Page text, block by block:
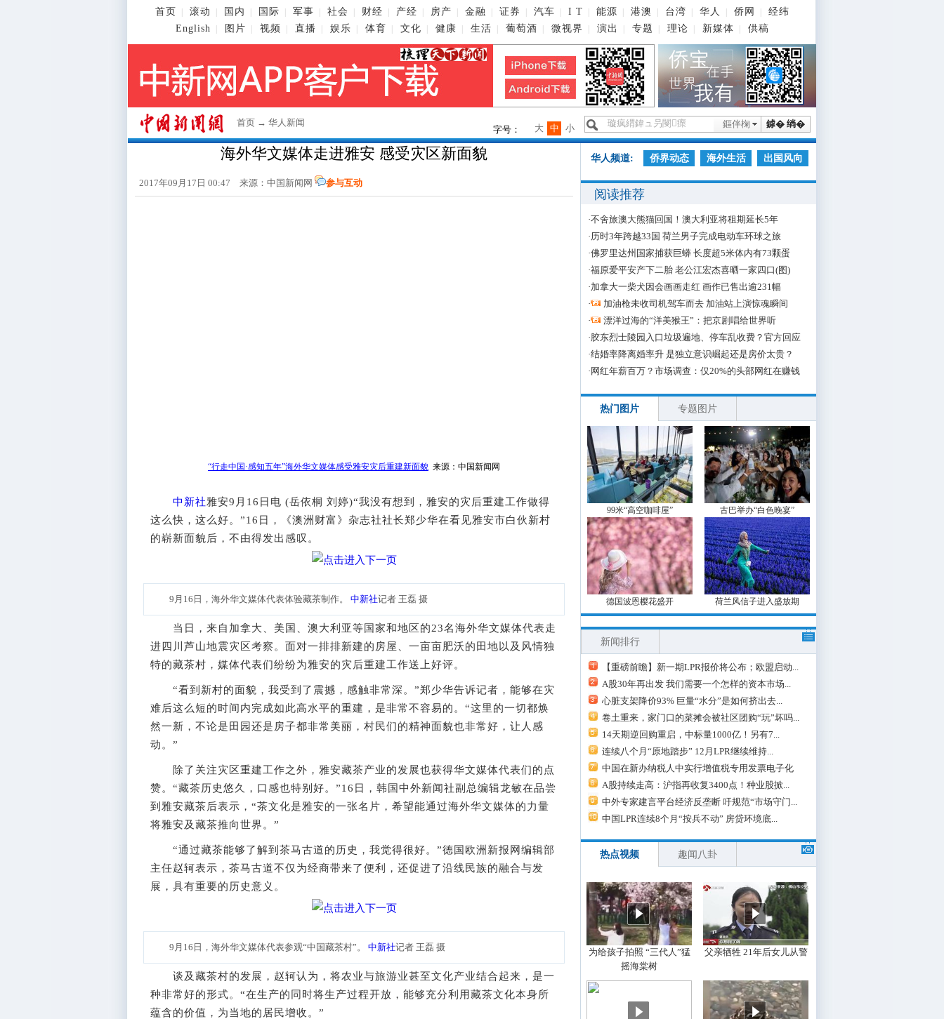
首页 滚动 国内 国际 军事 社会 财经 产经 房产 金融 证券 汽车 I T 能源 港澳 台湾 华人 侨网
经纬
English
图片 视频 直播 娱乐 体育 文化 健康 生活 葡萄酒 微视界 演出 专题 理论 新媒体 供稿
首页 → 华人新闻 鎼� 绱�
鏂伴椈
字号： 小
中
大
海外华文媒体走进雅安 感受灾区新面貌
2017年09月17日 00:47 来源： 中国新闻网 参与互动
“行走中国·感知五年”海外华文媒体感受雅安灾后重建新面貌 来源：中国新闻网
中新社雅安9月16日电 (岳依桐 刘婷)“我没有想到，雅安的灾后重建工作做得
这么快，这么好。”16日，《澳洲财富》杂志社社长郑少华在看见雅安市白伙新村
的崭新面貌后，不由得发出感叹。
9月16日，海外华文媒体代表体验藏茶制作。 中新社记者 王磊 摄
当日，来自加拿大、美国、澳大利亚等国家和地区的23名海外华文媒体代表走
进四川芦山地震灾区考察。面对一排排新建的房屋、一亩亩肥沃的田地以及风情独
特的藏茶村，媒体代表们纷纷为雅安的灾后重建工作送上好评。
“看到新村的面貌，我受到了震撼，感触非常深。”郑少华告诉记者，能够在灾
难后这么短的时间内完成如此高水平的重建，是非常不容易的。“这里的一切都焕
然一新，不论是田园还是房子都非常美丽，村民们的精神面貌也非常好，让人感
动。”
除了关注灾区重建工作之外，雅安藏茶产业的发展也获得华文媒体代表们的点
赞。“藏茶历史悠久，口感也特别好。”16日，韩国中外新闻社副总编辑龙敏在品尝
到雅安藏茶后表示，“茶文化是雅安的一张名片，希望能通过海外华文媒体的力量
将雅安及藏茶推向世界。”
“通过藏茶能够了解到茶马古道的历史，我觉得很好。”德国欧洲新报网编辑部
主任赵轲表示，茶马古道不仅为经商带来了便利，还促进了沿线民族的融合与发
展，具有重要的历史意义。
9月16日，海外华文媒体代表参观“中国藏茶村”。 中新社记者 王磊 摄
谈及藏茶村的发展，赵轲认为，将农业与旅游业甚至文化产业结合起来，是一
种非常好的形式。“在生产的同时将生产过程开放，能够充分利用藏茶文化本身所
蕴含的价值，为当地的居民增收。”
华人频道: 侨界动态 海外生活 出国风向
阅读推荐
·不舍旅澳大熊猫回国！澳大利亚将租期延长5年
·历时3年跨越33国 荷兰男子完成电动车环球之旅
·佛罗里达州国家捕获巨蟒 长度超5米体内有73颗蛋
·福原爱平安产下二胎 老公江宏杰喜晒一家四口(图)
·加拿大一柴犬因会画画走红 画作已售出逾231幅
·
加油枪未收司机驾车而去 加油站上演惊魂瞬间
·
漂洋过海的“洋美猴王”：把京剧唱给世界听
·胶东烈士陵园入口垃圾遍地、停车乱收费？官方回应
·结婚率降离婚率升 是独立意识崛起还是房价太贵？
· 网红年薪百万？市场调查：仅20%的头部网红在赚钱
热门图片 专题图片
99米“高空咖啡屋” 古巴举办“白色晚宴”
德国波恩樱花盛开 荷兰风信子进入盛放期
新闻排行
【重磅前瞻】新一期LPR报价将公布；欧盟启动...
A股30年再出发 我们需要一个怎样的资本市场...
心脏支架降价93% 巨量“水分”是如何挤出去...
卷土重来，家门口的菜摊会被社区团购“玩”坏吗...
14天期逆回购重启，中标量1000亿！另有7...
连续八个月“原地踏步” 12月LPR继续维持...
中国在新办纳税人中实行增值税专用发票电子化
A股持续走高：沪指再收复3400点！种业股掀...
中外专家建言平台经济反垄断 吁规范“市场守门...
中国LPR连续8个月“按兵不动” 房贷环境底...
热点视频 趣闻八卦
为给孩子拍照 “三代人”猛
摇海棠树
父亲牺牲 21年后女儿从警